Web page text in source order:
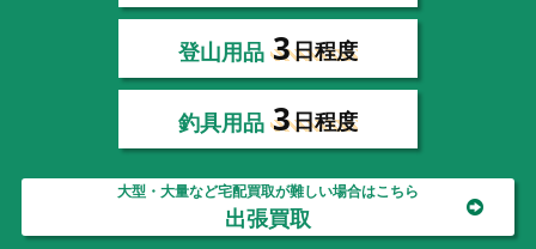
登山用品 3日程度
釣具用品 3日程度
大型・大量など宅配買取が難しい場合はこちら
出張買取